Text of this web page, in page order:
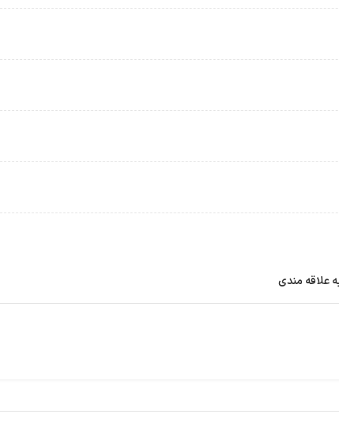
علاقه مندی